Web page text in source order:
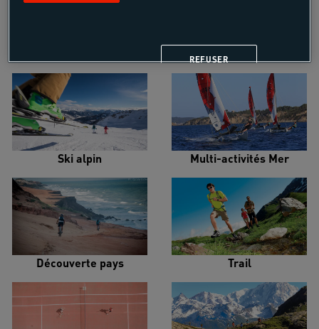
Snowboard
Ski alpin Multi-activités Mer
Découverte pays Trail
REFUSER